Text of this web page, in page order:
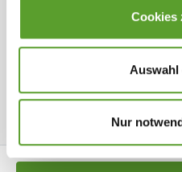
Cookies
Auswahl
Nur
Gl. Viborgvej 13, 9640 Farsø
info@farso-fjordcamping.dk
Zu den Favoriten hinzufügen